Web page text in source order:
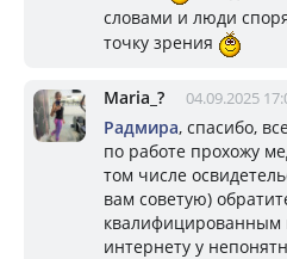
словами и люди
точку зрения
Mariа_? 04.09.2025
Радмира, спасибо,
по работе прохожу
том числе
вам советую)
квалифицированным
интернету у